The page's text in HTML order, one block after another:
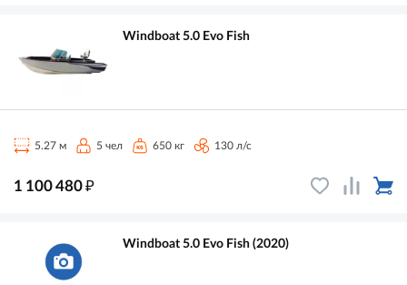
Windboat 5.0 Evo Fish
5.27 м 5 чел 650 кг 130 л/с
1 100 480₽
Windboat 5.0 Evo Fish (2020)